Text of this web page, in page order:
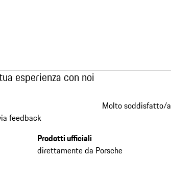
esperienza con noi
Molto soddisfatto/a
feedback
Prodotti ufficiali
direttamente da Porsche